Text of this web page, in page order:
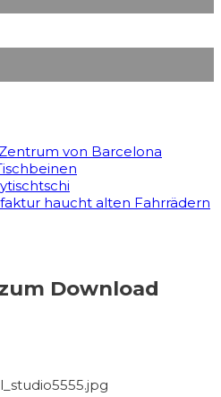
von Barcelona
haucht alten Fahrrädern
zum Download